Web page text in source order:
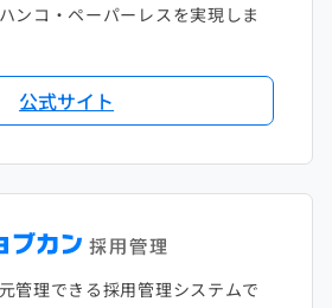
ンコ・ペーパーレスを実現しま
公式サイト
管理できる採用管理システムで